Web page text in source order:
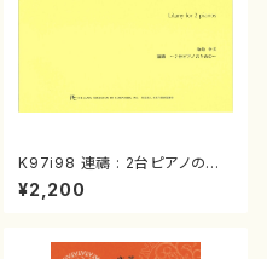
K97i98 連禱 : 2台ピアノのた
めの（2 Pianos / 菊池 幸夫 /
楽譜）
¥2,200